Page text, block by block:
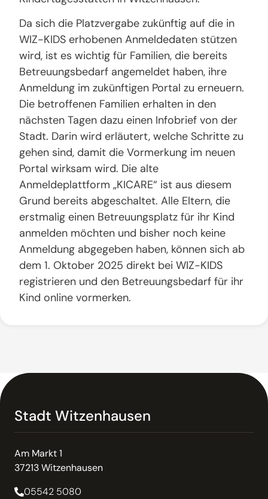
Da sich die Platzvergabe zukünftig auf die in
WIZ-KIDS erhobenen Anmeldedaten stützen
wird, ist es wichtig für Familien, die bereits
Betreuungsbedarf angemeldet haben, ihre
Anmeldung im zukünftigen Portal zu erneuern.
Die betroffenen Familien erhalten in den
nächsten Tagen dazu einen Infobrief von der
Stadt. Darin wird erläutert, welche Schritte zu
gehen sind, damit die Vormerkung im neuen
Portal wirksam wird. Die alte
Anmeldeplattform „KICARE“ ist aus diesem
Grund bereits abgeschaltet. Alle Eltern, die
erstmalig einen Betreuungsplatz für ihr Kind
anmelden möchten und bisher noch keine
Anmeldung abgegeben haben, können sich ab
dem 1. Oktober 2025 direkt bei WIZ-KIDS
registrieren und den Betreuungsbedarf für ihr
Kind online vormerken.
Stadt Witzenhausen
Am Markt 1
37213 Witzenhausen
05542 5080